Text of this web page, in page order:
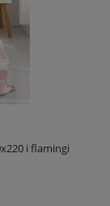
i flamingi